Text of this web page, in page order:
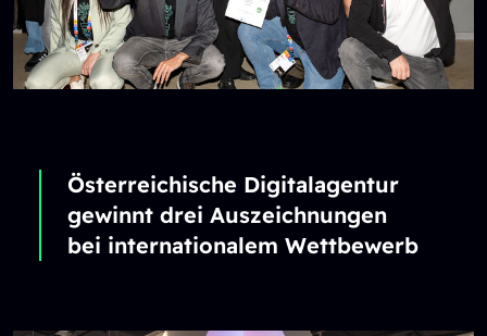
Österreichische Digitalagentur
gewinnt drei Auszeichnungen
bei internationalem Wettbewerb